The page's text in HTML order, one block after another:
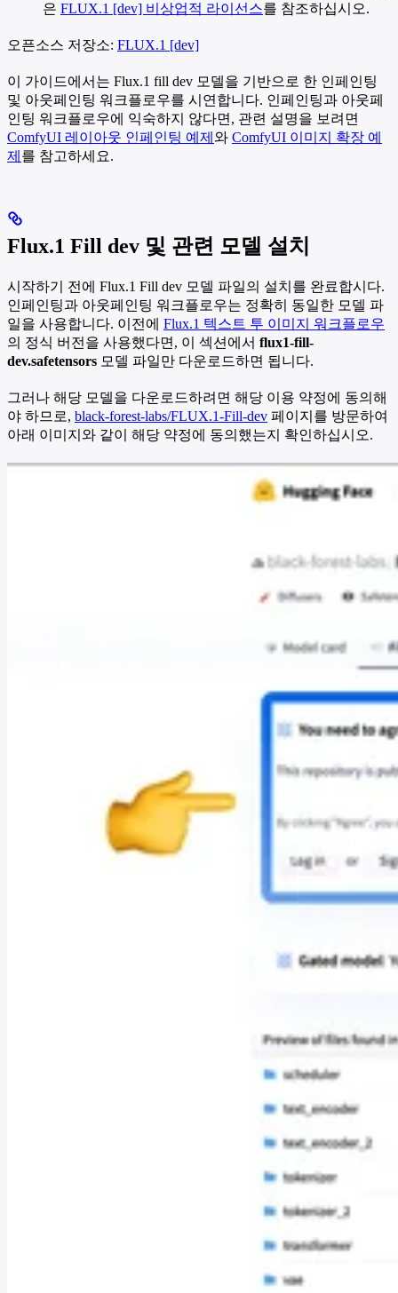
은 FLUX.1 [dev] 비상업적 라이선스를 참조하십시오.
오픈소스 저장소: FLUX.1 [dev]
이 가이드에서는 Flux.1 fill dev 모델을 기반으로 한 인페인팅
및 아웃페인팅 워크플로우를 시연합니다. 인페인팅과 아웃페
인팅 워크플로우에 익숙하지 않다면, 관련 설명을 보려면
ComfyUI 레이아웃 인페인팅 예제 와 ComfyUI 이미지 확장 예
제 를 참고하세요.
Flux.1 Fill dev 및 관련 모델 설치
시작하기 전에 Flux.1 Fill dev 모델 파일의 설치를 완료합시다.
인페인팅과 아웃페인팅 워크플로우는 정확히 동일한 모델 파
일을 사용합니다. 이전에 Flux.1 텍스트 투 이미지 워크플로우
의 정식 버전을 사용했다면, 이 섹션에서 flux1-fill-
dev.safetensors 모델 파일만 다운로드하면 됩니다.
그러나 해당 모델을 다운로드하려면 해당 이용 약정에 동의해
야 하므로, black-forest-labs/FLUX.1-Fill-dev 페이지를 방문하여
아래 이미지와 같이 해당 약정에 동의했는지 확인하십시오.